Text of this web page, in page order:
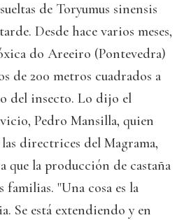
de Toryumus sinensis
Desde hace varios meses,
do Areeiro (Pontevedra)
de 200 metros cuadrados a
del insecto. Lo dijo el
Pedro Mansilla, quien
directrices del Magrama,
que la producción de castaña
familias. "Una cosa es la
Se está extendiendo y en